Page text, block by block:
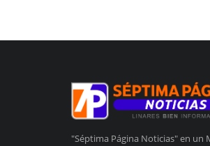
"Séptima Página Noticias" en un